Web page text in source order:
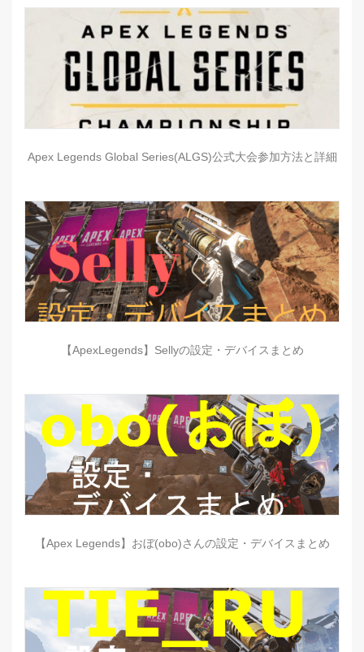
Apex Legends Global Series(ALGS)公式大会参加方法と詳細
【ApexLegends】Sellyの設定・デバイスまとめ
【Apex Legends】おぼ(obo)さんの設定・デバイスまとめ